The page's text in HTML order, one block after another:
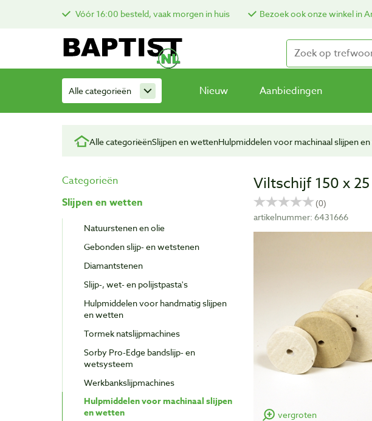
Vóór 16:00 besteld, vaak morgen in huis Bezoek ook onze winkel in
Alle categorieën Nieuw Aanbiedingen
Alle categorieënSlijpen en wettenHulpmiddelen voor machinaal slijpen
Categorieën
Slijpen en wetten
Natuurstenen en olie
Gebonden slijp- en wetstenen
Diamantstenen
Slijp-, wet- en polijstpasta's
Hulpmiddelen voor handmatig slijpen
en wetten
Tormek natslijpmachines
Sorby Pro-Edge bandslijp- en
wetsysteem
Werkbankslijpmachines
Hulpmiddelen voor machinaal slijpen
en wetten
Viltschijf 150 x
artikelnummer: 6431666
vergroten